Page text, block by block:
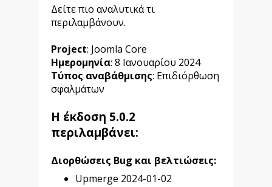
Δείτε πιο αναλυτικά τι
περιλαμβάνουν.
Project: Joomla Core
Ημερομηνία: 8 Ιανουαρίου 2024
Τύπος αναβάθμισης: Επιδιόρθωση
σφαλμάτων
Η έκδοση 5.0.2
περιλαμβάνει:
Διορθώσεις Bug και βελτιώσεις:
Upmerge 2024-01-02